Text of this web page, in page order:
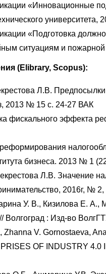
«Инновационные
университета,
«Подготовка
ситуациям и пожарной
(Elibrary, Scopus):
Л.В.
2013 № 15 с. 24-27 ВАК
фискального эффекта
бизнеса. 2013 № 1
Л.В. Значение
2016г, № 2,
У. В., Кизилова Е. А.,
Волгоград : Изд-во
Zhanna V. Gornostaeva,
OF INDUSTRY